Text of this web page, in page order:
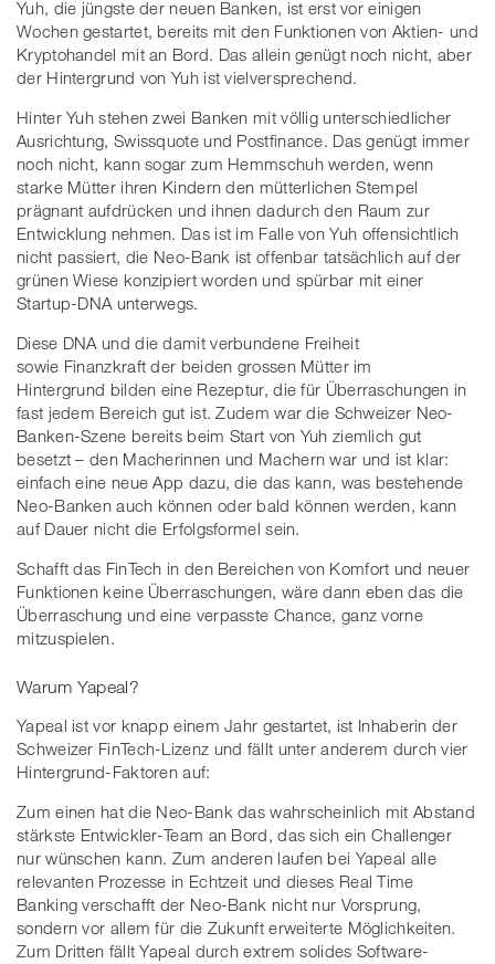
Yuh, die jüngste der neuen Banken, ist erst vor einigen
Wochen gestartet, bereits mit den Funktionen von Aktien- und
Kryptohandel mit an Bord. Das allein genügt noch nicht, aber
der Hintergrund von Yuh ist vielversprechend.
Hinter Yuh stehen zwei Banken mit völlig unterschiedlicher
Ausrichtung, Swissquote und Postfinance. Das genügt immer
noch nicht, kann sogar zum Hemmschuh werden, wenn
starke Mütter ihren Kindern den mütterlichen Stempel
prägnant aufdrücken und ihnen dadurch den Raum zur
Entwicklung nehmen. Das ist im Falle von Yuh offensichtlich
nicht passiert, die Neo-Bank ist offenbar tatsächlich auf der
grünen Wiese konzipiert worden und spürbar mit einer
Startup-DNA unterwegs.
Diese DNA und die damit verbundene Freiheit
sowie Finanzkraft der beiden grossen Mütter im
Hintergrund bilden eine Rezeptur, die für Überraschungen in
fast jedem Bereich gut ist. Zudem war die Schweizer Neo-
Banken-Szene bereits beim Start von Yuh ziemlich gut
besetzt – den Macherinnen und Machern war und ist klar:
einfach eine neue App dazu, die das kann, was bestehende
Neo-Banken auch können oder bald können werden, kann
auf Dauer nicht die Erfolgsformel sein.
Schafft das FinTech in den Bereichen von Komfort und neuer
Funktionen keine Überraschungen, wäre dann eben das die
Überraschung und eine verpasste Chance, ganz vorne
mitzuspielen.
Warum Yapeal?
Yapeal ist vor knapp einem Jahr gestartet, ist Inhaberin der
Schweizer FinTech-Lizenz und fällt unter anderem durch vier
Hintergrund-Faktoren auf:
Zum einen hat die Neo-Bank das wahrscheinlich mit Abstand
stärkste Entwickler-Team an Bord, das sich ein Challenger
nur wünschen kann. Zum anderen laufen bei Yapeal alle
relevanten Prozesse in Echtzeit und dieses Real Time
Banking verschafft der Neo-Bank nicht nur Vorsprung,
sondern vor allem für die Zukunft erweiterte Möglichkeiten.
Zum Dritten fällt Yapeal durch extrem solides Software-